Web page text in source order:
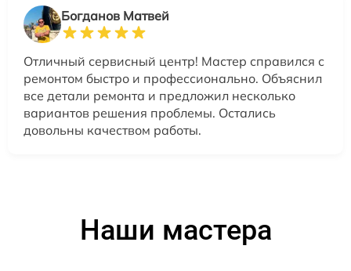
Богданов Матвей
Отличный сервисный центр! Мастер справился с
ремонтом быстро и профессионально. Объяснил
все детали ремонта и предложил несколько
вариантов решения проблемы. Остались
довольны качеством работы.
Наши мастера